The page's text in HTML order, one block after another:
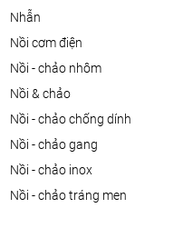
nhẫn
nồi cơm điện
nồi - chảo nhôm
nồi & chảo
nồi - chảo chống dính
nồi - chảo gang
nồi - chảo inox
nồi - chảo tráng men